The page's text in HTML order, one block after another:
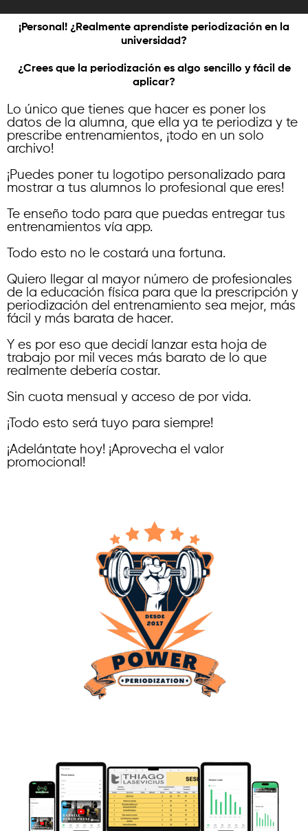
¡Personal! ¿Realmente aprendiste periodización en la
universidad?
¿Crees que la periodización es algo sencillo y fácil de
aplicar?
Lo único que tienes que hacer es poner los
datos de la alumna, que ella ya te periodiza y te
prescribe entrenamientos, ¡todo en un solo
archivo!
¡Puedes poner tu logotipo personalizado para
mostrar a tus alumnos lo profesional que eres!
Te enseño todo para que puedas entregar tus
entrenamientos vía app.
Todo esto no le costará una fortuna.
Quiero llegar al mayor número de profesionales
de la educación física para que la prescripción y
periodización del entrenamiento sea mejor, más
fácil y más barata de hacer.
Y es por eso que decidí lanzar esta hoja de
trabajo por mil veces más barato de lo que
realmente debería costar.
Sin cuota mensual y acceso de por vida.
¡Todo esto será tuyo para siempre!
¡Adelántate hoy! ¡Aprovecha el valor
promocional!